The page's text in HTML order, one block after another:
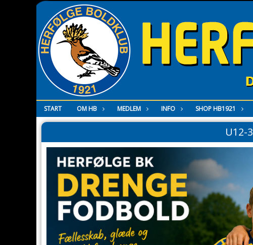
START OM HB MEDLEM INFO SHOP HB1921
U12-3